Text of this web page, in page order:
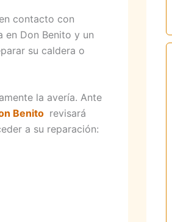
contacto con
en Don Benito y un
su caldera o
la avería. Ante
Benito revisará
a su reparación: